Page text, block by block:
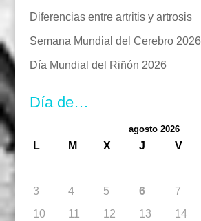
Diferencias entre artritis y artrosis
Semana Mundial del Cerebro 2026
Día Mundial del Riñón 2026
Día de…
agosto 2026
L M X J V
3
4 5 6 7
10
11 12 13 14